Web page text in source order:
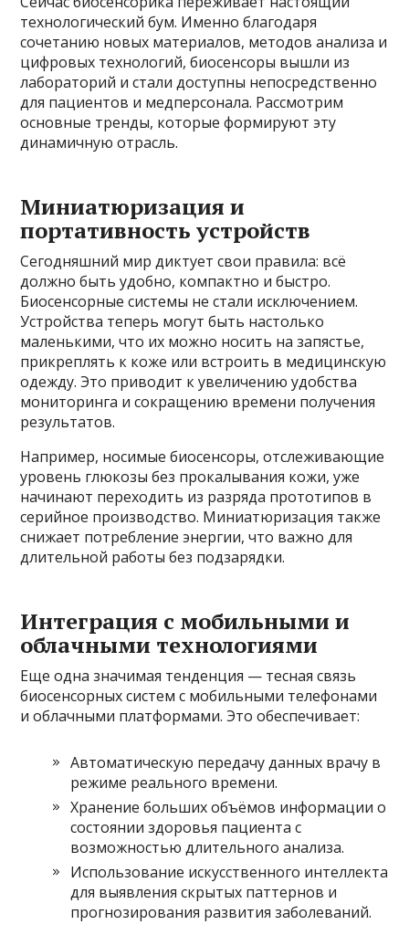
технологический бум. Именно благодаря
сочетанию новых материалов, методов анализа и
цифровых технологий, биосенсоры вышли из
лабораторий и стали доступны непосредственно
для пациентов и медперсонала. Рассмотрим
основные тренды, которые формируют эту
динамичную отрасль.
Миниатюризация и
портативность устройств
Сегодняшний мир диктует свои правила: всё
должно быть удобно, компактно и быстро.
Биосенсорные системы не стали исключением.
Устройства теперь могут быть настолько
маленькими, что их можно носить на запястье,
прикреплять к коже или встроить в медицинскую
одежду. Это приводит к увеличению удобства
мониторинга и сокращению времени получения
результатов.
Например, носимые биосенсоры, отслеживающие
уровень глюкозы без прокалывания кожи, уже
начинают переходить из разряда прототипов в
серийное производство. Миниатюризация также
снижает потребление энергии, что важно для
длительной работы без подзарядки.
Интеграция с мобильными и
облачными технологиями
Еще одна значимая тенденция — тесная связь
биосенсорных систем с мобильными телефонами
и облачными платформами. Это обеспечивает:
Автоматическую передачу данных врачу в
режиме реального времени.
Хранение больших объёмов информации о
состоянии здоровья пациента с
возможностью длительного анализа.
Использование искусственного интеллекта
для выявления скрытых паттернов и
прогнозирования развития заболеваний.